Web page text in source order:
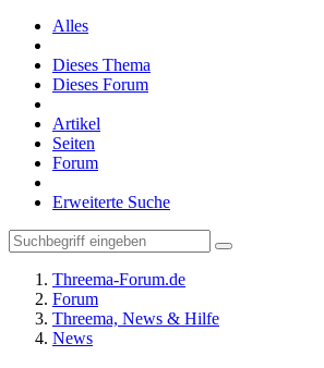
Alles
Dieses Thema
Dieses Forum
Artikel
Seiten
Forum
Erweiterte Suche
Threema-Forum.de
Forum
Threema, News & Hilfe
News